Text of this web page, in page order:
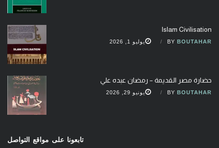
Islam Civilisation
BY BOUTAHAR يوليو 1, 2026
حضارة مصر القديمة – رمضان عبده علي
BY BOUTAHAR يونيو 29, 2026
تابعونا على مواقع التواصل